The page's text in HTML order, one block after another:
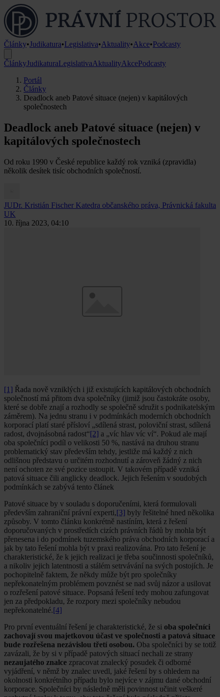
Články•Judikatura•Legislativa•Aktuality•Akce•Podcasty
ČlánkyJudikaturaLegislativaAktualityAkcePodcasty
Portál
Články
Deadlock aneb Patové situace (nejen) v kapitálových
společnostech
Deadlock aneb Patové situace (nejen) v
kapitálových společnostech
Od roku 1990 v České republice každý rok vzniká (zpravidla)
několik desítek tisíc obchodních společností.
JUDr. Kristián Fischer Katedra občanského práva, Právnická fakulta
UK
10. října 2023, 04:10
[1] Řada nově vzniklých i již existujících kapitálových obchodních
společností má přitom dva společníky (jimiž jsou častokráte osoby,
které se dobře znají a rozhodly se společně sdružit s podnikatelským
záměrem). Na jednu stranu i v podmínkách moderních obchodních
korporací platí staré přísloví „sdílená strast, poloviční strast, sdílená
radost, dvojnásobná radost“[2] a „víc hlav víc ví“. Pokud ale mají
oba společníci podíl o velikosti 50 %, nastává na druhou stranu
problematický stav především tehdy, jestliže má každý z nich
odlišnou představu o určitém rozhodnutí a zároveň žádný z nich
není ochoten ze své pozice ustoupit. V takovém případě vzniká
patová situace čili anglicky deadlock. Jejich řešením v soudobých
podmínkách se zabývá tento článek
Patové situace by v souladu s doporučeními, která formulovali
především zahraniční právní experti,[3] byly řešitelné hned několika
způsoby. V tomto článku konkrétně nastíním, která z řešení
doporučovaných v prostředích cizích právních řádů by mohla být
přenesena i do podmínek tuzemského práva obchodních korporací a
jak by tato řešení mohla být v praxi realizována. Pro tato řešení je
charakteristické, že k jejich realizaci je třeba součinnosti společníků,
a nikoliv jejich latentnosti a stálém setrvávání na svých postojích. Je
pochopitelně faktem, že někdy může být pro společníky
nepřekonatelným problémem povznést se nad svůj názor a usilovat
o rozřešení patové situace. Popsaná řešení tedy mohou zafungovat
jen za předpokladu, že rozpory mezi společníky nebudou
nepřekonatelné.[4]
Pro první eventuální řešení je charakteristické, že si oba společníci
zachovají svou majetkovou účast ve společnosti a patová situace
bude rozřešena nezávislou třetí osobou. Oba společníci by se totiž
zavázali, že by si v případě patových situací nechali ze strany
nezaujatého znalce zpracovat znalecký posudek či odborné
vyjádření, v němž by znalec uvedl, jaké řešení by s ohledem na
okolnosti konkrétního případu bylo nejvíce v zájmu dané obchodní
korporace. Společníci by následně měli povinnost učinit veškeré